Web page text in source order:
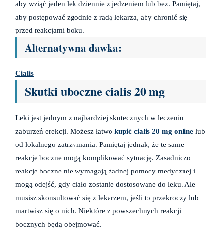
aby wziąć jeden lek dziennie z jedzeniem lub bez. Pamiętaj,
aby postępować zgodnie z radą lekarza, aby chronić się
przed reakcjami boku.
Alternatywna dawka:
Cialis
Skutki uboczne cialis 20 mg
Leki jest jednym z najbardziej skutecznych w leczeniu
zaburzeń erekcji. Możesz łatwo kupić cialis 20 mg online lub
od lokalnego zatrzymania. Pamiętaj jednak, że te same
reakcje boczne mogą komplikować sytuację. Zasadniczo
reakcje boczne nie wymagają żadnej pomocy medycznej i
mogą odejść, gdy ciało zostanie dostosowane do leku. Ale
musisz skonsultować się z lekarzem, jeśli to przekroczy lub
martwisz się o nich. Niektóre z powszechnych reakcji
bocznych będą obejmować.